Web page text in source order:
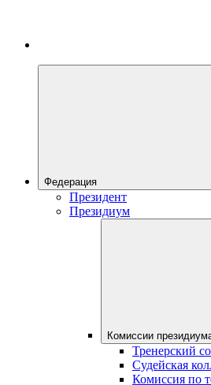
Федерация
Президент
Президиум
Комиссии
Тренерский
Судейская
Комиссия по